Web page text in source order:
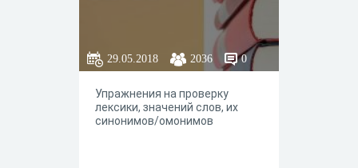
29.05.2018 2036 0
Упражнения на проверку
лексики, значений слов, их
синонимов/омонимов